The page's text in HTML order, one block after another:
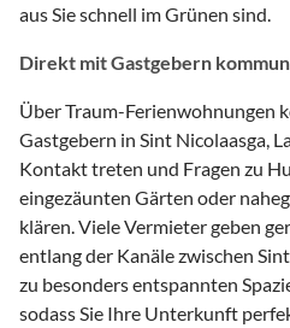
aus Sie schnell im Grünen sind.
Direkt mit Gastgebern
Über Traum-Ferienwohnungen
Gastgebern in Sint Nicolaasga,
Kontakt treten und Fragen zu
eingezäunten Gärten oder
klären. Viele Vermieter geben
entlang der Kanäle zwischen
zu besonders entspannten
sodass Sie Ihre Unterkunft